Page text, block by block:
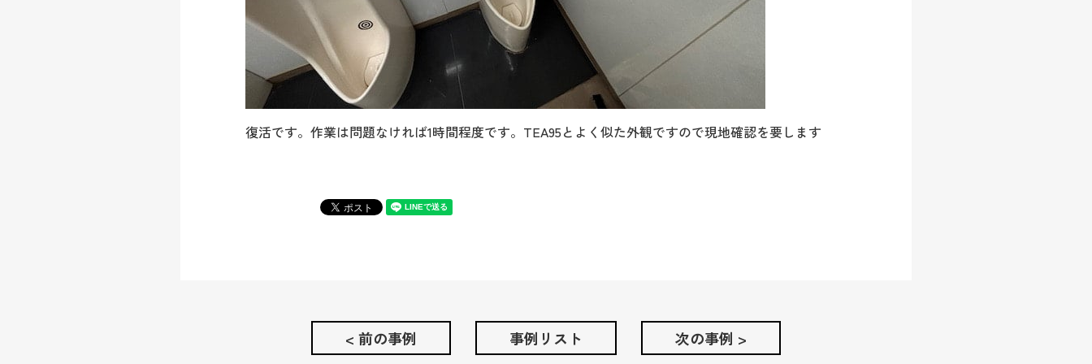
復活です。作業は問題なければ1時間程度です。TEA95とよく似た外観ですので現地確認を要します
< 前の事例 事例リスト 次の事例 >